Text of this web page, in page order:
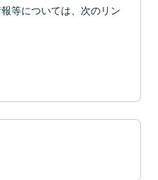
等については、次のリン